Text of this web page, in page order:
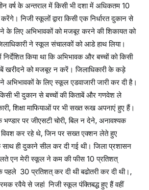
वर्ष के अन्तराल में किसी भी दशा में अधिकतम 10
निजी स्कूलों द्वारा किसी एक निर्धारत दुकान से
के लिए अभिभावकों को मजबूर करने की शिकायत को
ने स्कूल संचालकों को आडे हाथ लिया।
किया था कि अभिभावक और बच्चों को किसी
खरीदने को मजबूर न करें। जिलाधिकारी के कड़े
ने अभिभावकों के लिए स्कूल एडवाजारी जारी कर दी है।
भी दुकान से बच्चों की किताबें और गणवेश ले
शिक्षा माफियाओं पर भी सख्त रूख अपनाएं हुए हैं।
भण्डार पर जीएसटी चोरी, बिल न देने, अनावश्यक
कर रहे थे, जिन पर सख्त एक्शन लेते हुए
ही दुकाने सील कर दी गई थी। जिला प्रशासन
एन मेरी स्कूल ने कम की फीस 10 प्रतिशत्
पहले 30 प्रतिशत् कर दी थी बढोतरी कर दी थी।,
रवैये से जहां निजी स्कूल पंक्तिबद्ध हुए हैं वहीं